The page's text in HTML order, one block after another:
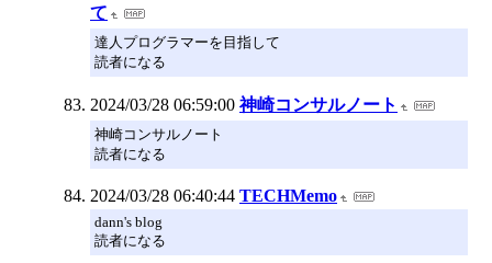
て
達人プログラマーを目指して
読者になる
2024/03/28 06:59:00 神崎コンサルノート
神崎コンサルノート
読者になる
2024/03/28 06:40:44 TECHMemo
dann's blog
読者になる